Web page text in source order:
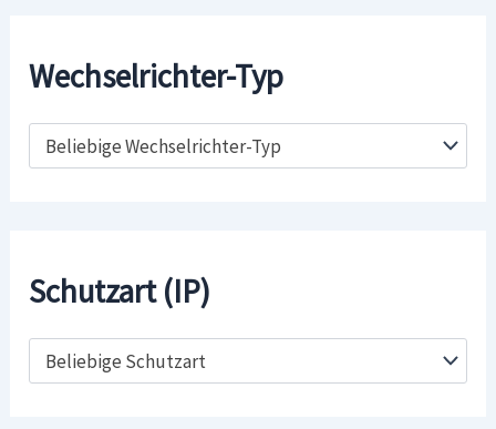
Wechselrichter-Typ
Beliebige Wechselrichter-Typ
Schutzart (IP)
Beliebige Schutzart